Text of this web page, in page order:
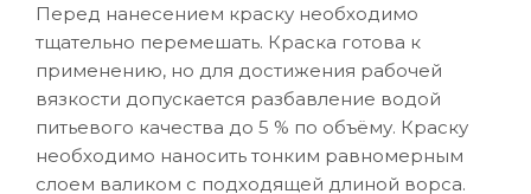
Перед нанесением краску необходимо
тщательно перемешать. Краска готова к
применению, но для достижения рабочей
вязкости допускается разбавление водой
питьевого качества до 5 % по объёму. Краску
необходимо наносить тонким равномерным
слоем валиком с подходящей длиной ворса.